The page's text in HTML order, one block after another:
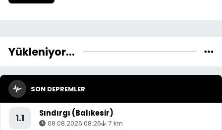
Yükleniyor...
SON DEPREMLER
1.1 Sındırgı (Balıkesir)
08.08.2026 08:26 7 km